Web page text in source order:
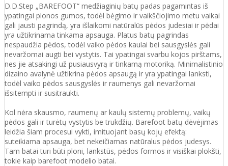
D.D.Step „BAREFOOT“ medžiaginių batų padas pagamintas iš
ypatingai plonos gumos, todėl bėgimo ir vaikščiojimo metu vaikai
gali jausti pagrindą, yra išlaikomi natūralūs pėdos judesiai ir pėdai
yra užtikrinama tinkama apsauga. Platus batų pagrindas
nespaudžia pėdos, todėl vaiko pėdos kaulai bei sausgyslės gali
nevaržomai augti bei vystytis. Tai ypatingai svarbu kojos pirštams,
nes jie atsakingi už pusiausvyrą ir tinkamą motoriką. Minimalistinio
dizaino avalynė užtikrina pėdos apsaugą ir yra ypatingai lanksti,
todėl vaiko pėdos sausgyslės ir raumenys gali nevaržomai
išsitempti ir susitraukti.
Kol nėra skausmo, raumenų ar kaulų sistemų problemų, vaikų
pėdos gali ir turėtų vystytis be trukdžių. Barefoot batų dėvėjimas
leidžia šiam procesui vykti, imituojant basų kojų efektą:
suteikiama apsauga, bet nekeičiamas natūralus pėdos judesys.
Tam batai turi būti ploni, lankstūs, pėdos formos ir visiškai plokšti,
tokie kaip barefoot modelio batai.